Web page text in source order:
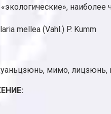
mellea (Vahl.) P. Kumm
мимо, лицзюнь,